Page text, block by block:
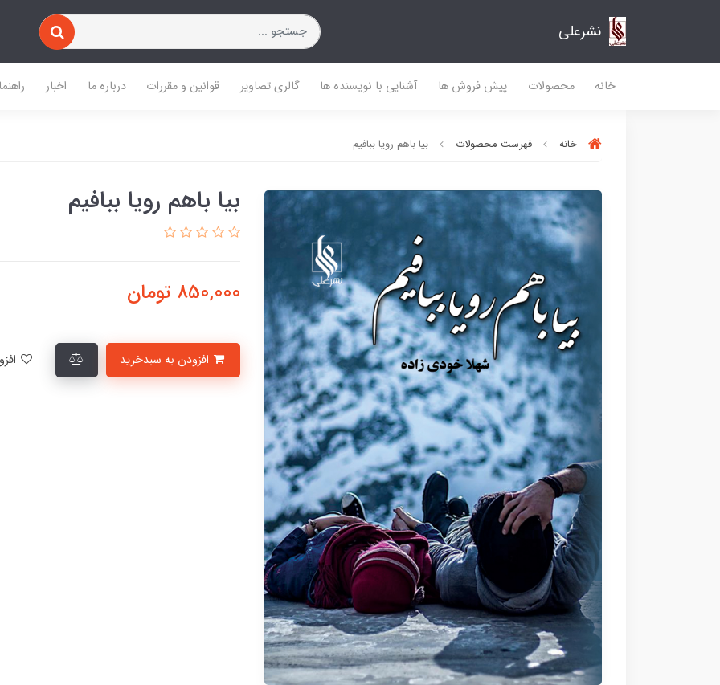
نشرعلی
خانه محصولات پیش فروش ها آشنایی با نویسنده ها گالری تصاویر قوانین و مقررات درباره ما اخبار راهنما
خانه فهرست محصولات بیا باهم رویا ببافیم
بیا باهم رویا ببافیم
850,000 تومان